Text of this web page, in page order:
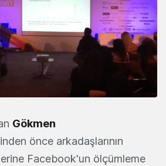
Gökmen
önce arkadaşlarının
Facebook'un ölçümleme